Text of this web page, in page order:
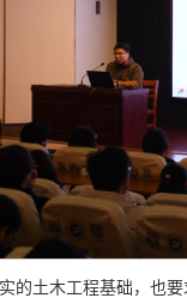
的土木工程基础，也